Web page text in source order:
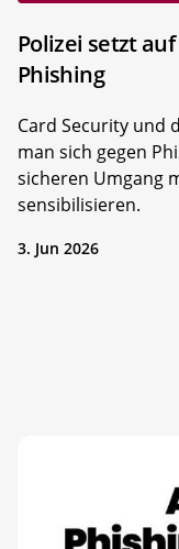
Polizei setzt
Phishing
Card Security und
man sich gegen
sicheren Umgang
sensibilisieren.
3. Jun 2026